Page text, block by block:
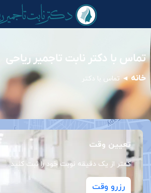
تماس با دکتر نابت تاجمیر ریاحی
خانه◄تماس با دکتر
تعیین وقت
کمتر از یک دقیقه نوبت خود را ثبت کنید
رزرو وقت